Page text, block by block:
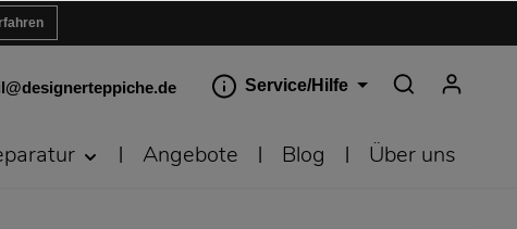
Service/Hilfe
Angebote Blog Über uns